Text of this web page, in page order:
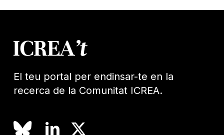
El teu portal per endinsar-te en la
recerca de la Comunitat ICREA.